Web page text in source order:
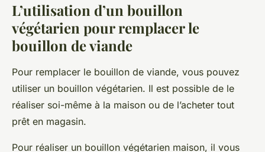
L’utilisation d’un bouillon
végétarien pour remplacer le
bouillon de viande
Pour remplacer le bouillon de viande, vous pouvez
utiliser un bouillon végétarien. Il est possible de le
réaliser soi-même à la maison ou de l’acheter tout
prêt en magasin.
Pour réaliser un bouillon végétarien maison, il vous